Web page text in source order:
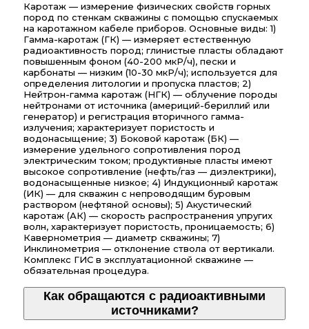
Каротаж — измерение физических свойств горных
пород по стенкам скважины с помощью спускаемых
на каротажном кабеле приборов. Основные виды: 1)
Гамма-каротаж (ГК) — измеряет естественную
радиоактивность пород; глинистые пласты обладают
повышенным фоном (40-200 мкР/ч), пески и
карбонаты — низким (10-30 мкР/ч); используется для
определения литологии и пропуска пластов; 2)
Нейтрон-гамма каротаж (НГК) — облучение породы
нейтронами от источника (америций-бериллий или
генератор) и регистрация вторичного гамма-
излучения; характеризует пористость и
водонасыщение; 3) Боковой каротаж (БК) —
измерение удельного сопротивления пород
электрическим током; продуктивные пласты имеют
высокое сопротивление (нефть/газ — диэлектрики),
водонасыщенные низкое; 4) Индукционный каротаж
(ИК) — для скважин с непроводящим буровым
раствором (нефтяной основы); 5) Акустический
каротаж (АК) — скорость распространения упругих
волн, характеризует пористость, проницаемость; 6)
Кавернометрия — диаметр скважины; 7)
Инклинометрия — отклонение ствола от вертикали.
Комплекс ГИС в эксплуатационной скважине —
обязательная процедура.
Как обращаются с радиоактивными
источниками?